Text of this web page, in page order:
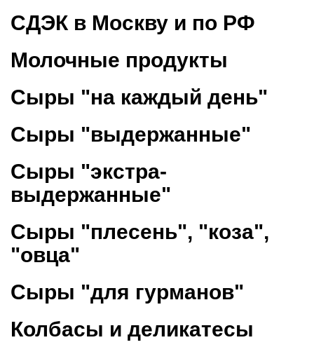
СДЭК в Москву и по РФ
Молочные продукты
Сыры "на каждый день"
Сыры "выдержанные"
Сыры "экстра-
выдержанные"
Сыры "плесень", "коза",
"овца"
Сыры "для гурманов"
Колбасы и деликатесы